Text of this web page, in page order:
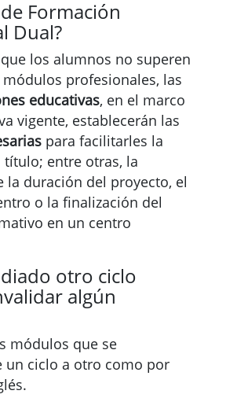
Formación
Dual?
los alumnos no superen
profesionales, las
educativas, en el marco
vigente, establecerán las
para facilitarles la
entre otras, la
la duración del proyecto, el
o la finalización del
en un centro
otro ciclo
algún
módulos que se
un ciclo a otro como por